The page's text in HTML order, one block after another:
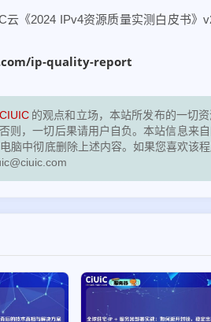
云《2024 IPv4资源质量实测白皮书》
ip-quality-report
CIUIC 的观点和立场，本站所发布的一切
则，一切后果请用户自负。本站信息来自
脑中彻底删除上述内容。如果您喜欢该